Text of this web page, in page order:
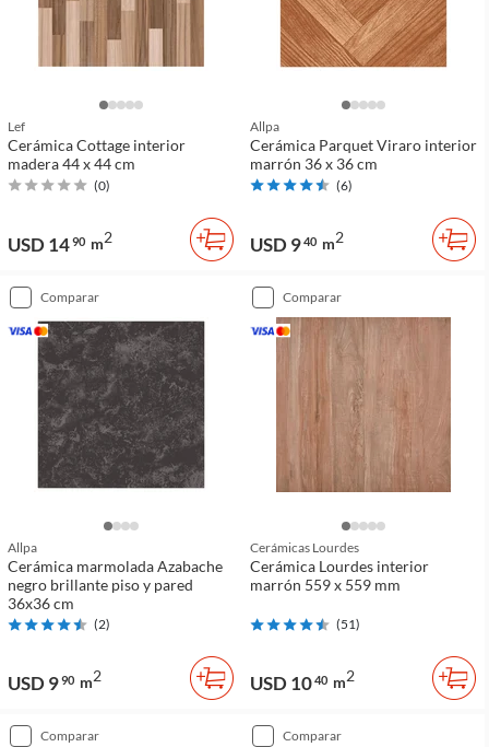
Lef
Cerámica Cottage interior
madera 44 x 44 cm
(0)
USD 1490 m2
Allpa
Cerámica Parquet Viraro interior
marrón 36 x 36 cm
(6)
USD 940 m2
comparar
Allpa
Cerámica marmolada Azabache
negro brillante piso y pared
36x36 cm
(2)
USD 990 m2
comparar
Cerámicas Lourdes
Cerámica Lourdes interior
marrón 559 x 559 mm
(51)
USD 1040 m2
comparar comparar